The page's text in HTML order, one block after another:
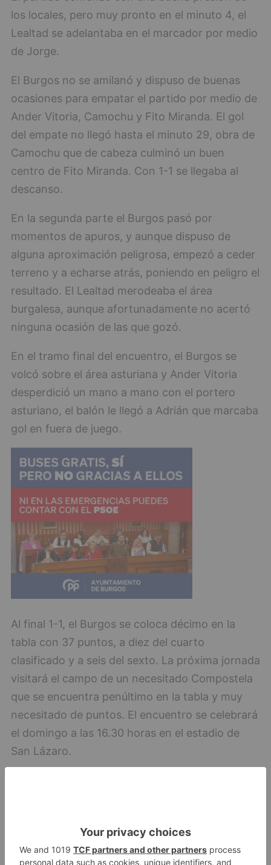
los locales, pero muy pronto en el minuto 4, el
Lealtad se adelantaba en el marcador por medio
de Jorge.
El Burgos no se amilanó y dispuso de buenas
ocasiones para empatar el partido por medio de
Ander Vitoria, Camochu y Fito Miranda. El gol
del empate no llegó hasta el minuto 29, obra de
Camochu que de cabeza culminó un buen
centro de Fito Miranda. Con 1-1 se llegaba al
descanso.
En la segunda parte el Burgos pasó por
momentos de apuros, y aunque dispuso de
alguna aproximación peligrosa, empezó a ceder
terreno y a echarse atrás, poniendo en peligro el
resultado. El Lealtad merodeaba el área
burgalesa, aunque afortunadamente no acertó
ninguna ocasión de las que gozó.
En el tramo final del encuentro, el Burgos se
volcó sobre el área asturiana y Ander Vitoria
desperdició un mano a mano con el portero
asturiano, el balón le llegó a Adrián que marcaba
gol en fuera de juego.
Al final 1-1, el Burgos se coloca décimo en la
tabla con 37 puntos, a diez del cuarto
clasificado y a seis del sexto. La próxima jornada
visitará el campo de un necesitado Compostela
que se encuentra penúltimo en la tabla y muy
necesitado de puntos. El encuentro se celebrará
el domingo a las 16.30 horas en el estadio de
San Lázaro.
Clasificacion Segunda División LaLiga